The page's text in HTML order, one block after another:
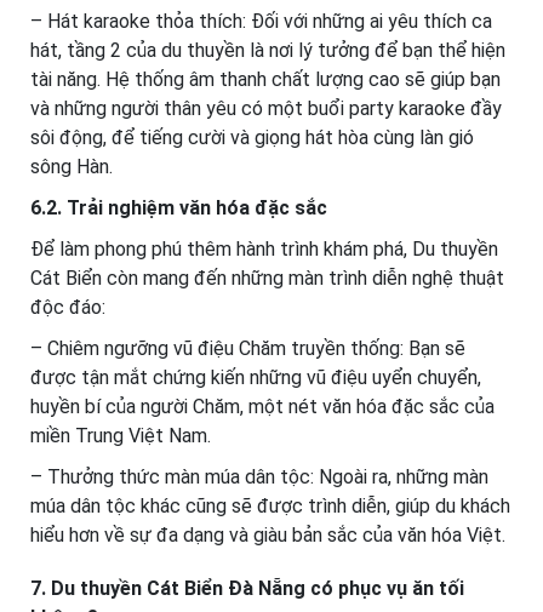
– Hát karaoke thỏa thích: Đối với những ai yêu thích ca
hát, tầng 2 của du thuyền là nơi lý tưởng để bạn thể hiện
tài năng. Hệ thống âm thanh chất lượng cao sẽ giúp bạn
và những người thân yêu có một buổi party karaoke đầy
sôi động, để tiếng cười và giọng hát hòa cùng làn gió
sông Hàn.
6.2. Trải nghiệm văn hóa đặc sắc
Để làm phong phú thêm hành trình khám phá, Du thuyền
Cát Biển còn mang đến những màn trình diễn nghệ thuật
độc đáo:
– Chiêm ngưỡng vũ điệu Chăm truyền thống: Bạn sẽ
được tận mắt chứng kiến những vũ điệu uyển chuyển,
huyền bí của người Chăm, một nét văn hóa đặc sắc của
miền Trung Việt Nam.
– Thưởng thức màn múa dân tộc: Ngoài ra, những màn
múa dân tộc khác cũng sẽ được trình diễn, giúp du khách
hiểu hơn về sự đa dạng và giàu bản sắc của văn hóa Việt.
7. Du thuyền Cát Biển Đà Nẵng có phục vụ ăn tối